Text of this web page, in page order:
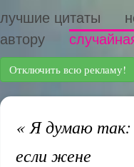
лучшие цитаты
автору
Отключить всю рекламу!
«Я думаю так:
если жене